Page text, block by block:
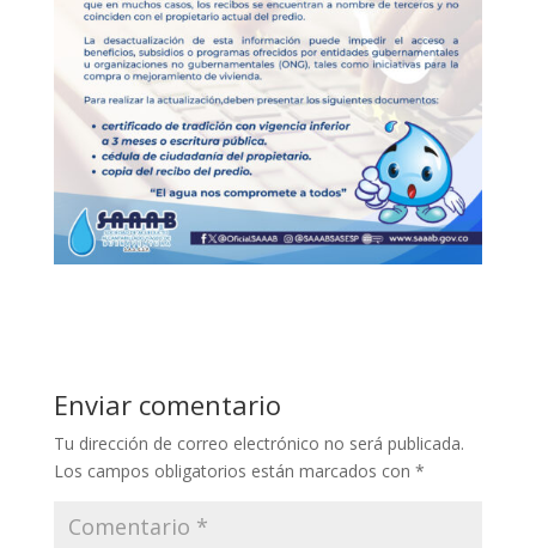
Enviar comentario
Tu dirección de correo electrónico no será publicada.
Los campos obligatorios están marcados con *